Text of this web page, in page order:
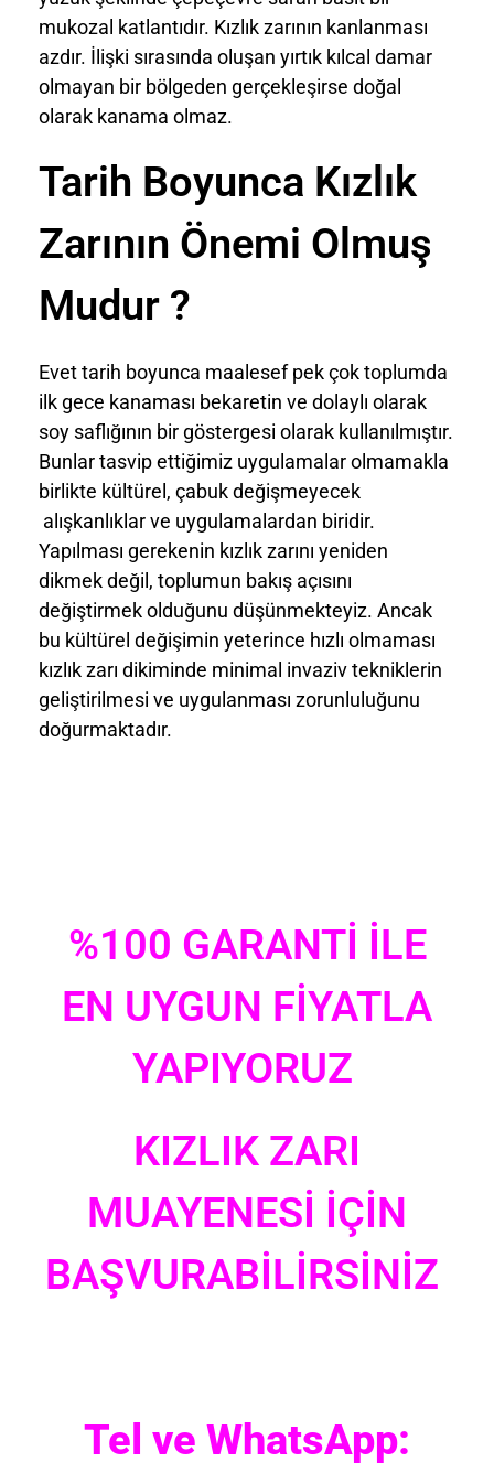
mukozal katlantıdır. Kızlık zarının kanlanması
azdır. İlişki sırasında oluşan yırtık kılcal damar
olmayan bir bölgeden gerçekleşirse doğal
olarak kanama olmaz.
Tarih Boyunca Kızlık
Zarının Önemi Olmuş
Mudur ?
Evet tarih boyunca maalesef pek çok toplumda
ilk gece kanaması bekaretin ve dolaylı olarak
soy saflığının bir göstergesi olarak kullanılmıştır.
Bunlar tasvip ettiğimiz uygulamalar olmamakla
birlikte kültürel, çabuk değişmeyecek
alışkanlıklar ve uygulamalardan biridir.
Yapılması gerekenin kızlık zarını yeniden
dikmek değil, toplumun bakış açısını
değiştirmek olduğunu düşünmekteyiz. Ancak
bu kültürel değişimin yeterince hızlı olmaması
kızlık zarı dikiminde minimal invaziv tekniklerin
geliştirilmesi ve uygulanması zorunluluğunu
doğurmaktadır.
%100 GARANTİ İLE
EN UYGUN FİYATLA
YAPIYORUZ
KIZLIK ZARI
MUAYENESİ İÇİN
BAŞVURABİLİRSİNİZ
Tel ve WhatsApp: